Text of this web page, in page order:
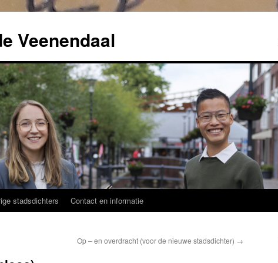
Veenendaal
stadsdichters Contact en informatie
Op – en overdracht (voor de nieuwe stadsdichter) →